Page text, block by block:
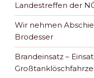
Landestreffen der
Wir nehmen
Brodesser
Brandeinsatz –